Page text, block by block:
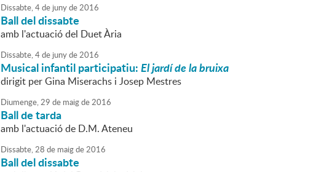
Dissabte,4de junyde2016
Ball del dissabte
amb l'actuació del Duet Ària
Dissabte,4de junyde2016
Musical infantil participatiu:El jardí de la bruixa
dirigit per Gina Miserachs i Josep Mestres
Diumenge,29 de maigde2016
Ball de tarda
amb l'actuació de D.M. Ateneu
Dissabte,28 de maigde2016
Ball del dissabte